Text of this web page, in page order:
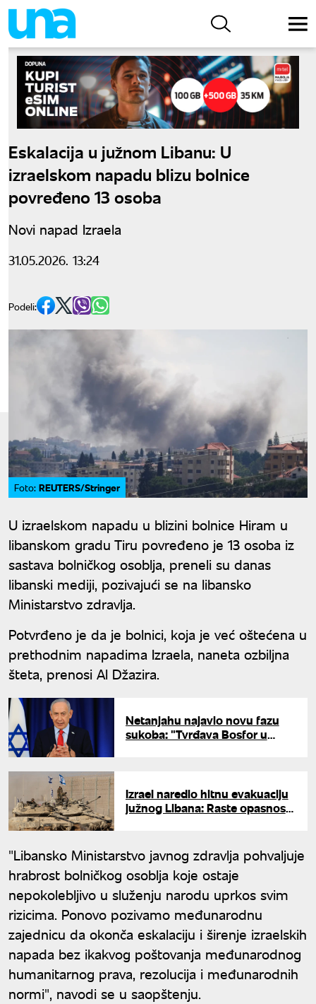
Eskalacija u južnom Libanu: U
izraelskom napadu blizu bolnice
povređeno 13 osoba
Novi napad Izraela
31.05.2026. 13:24
Podeli:
Foto: REUTERS/Stringer
U izraelskom napadu u blizini bolnice Hiram u
libanskom gradu Tiru povređeno je 13 osoba iz
sastava bolničkog osoblja, preneli su danas
libanski mediji, pozivajući se na libansko
Ministarstvo zdravlja.
Potvrđeno je da je bolnici, koja je već oštećena u
prethodnim napadima Izraela, naneta ozbiljna
šteta, prenosi Al Džazira.
Netanjahu najavio novu fazu
sukoba: "Tvrđava Bosfor u
Izrael naredio hitnu evakuaciju
južnog Libana: Raste opasnost
"Libansko Ministarstvo javnog zdravlja pohvaljuje
hrabrost bolničkog osoblja koje ostaje
nepokolebljivo u služenju narodu uprkos svim
rizicima. Ponovo pozivamo međunarodnu
zajednicu da okonča eskalaciju i širenje izraelskih
napada bez ikakvog poštovanja međunarodnog
humanitarnog prava, rezolucija i međunarodnih
normi", navodi se u saopštenju.